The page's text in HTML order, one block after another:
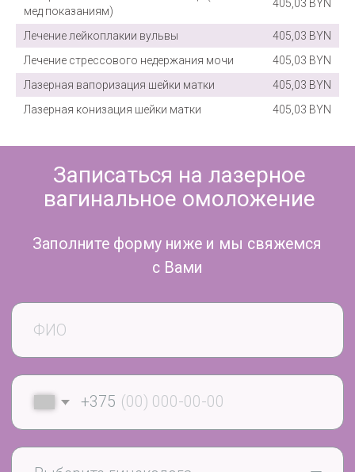
мед показаниям)
405,03 BYN
Лечение лейкоплакии вульвы
405,03 BYN
Лечение стрессового недержания мочи
405,03 BYN
Лазерная вапоризация шейки матки
405,03 BYN
Лазерная конизация шейки матки
405,03 BYN
чувствительность и качество жизни.
Процедура интимного омоложения
влагалища имеет ряд преимуществ:
Лечение интимной зоны лазером в
гинекологическом отделениимедцентра
«Аксамит» проходит безболезненно,
восстановительного периода и влияния на